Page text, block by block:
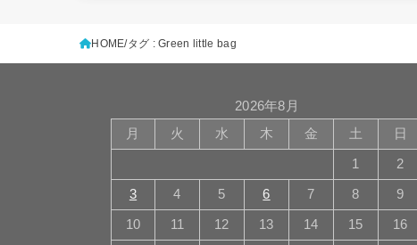
HOME タグ : Green little bag
2026年8月
月
火 水 木 金 土 日
1 2
3 4 5 6 7 8 9
10 11 12 13 14 15 16